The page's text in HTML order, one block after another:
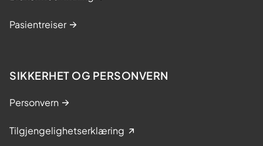
Pasientreiser
SIKKERHET OG PERSONVERN
Personvern
Tilgjengelighetserklæring